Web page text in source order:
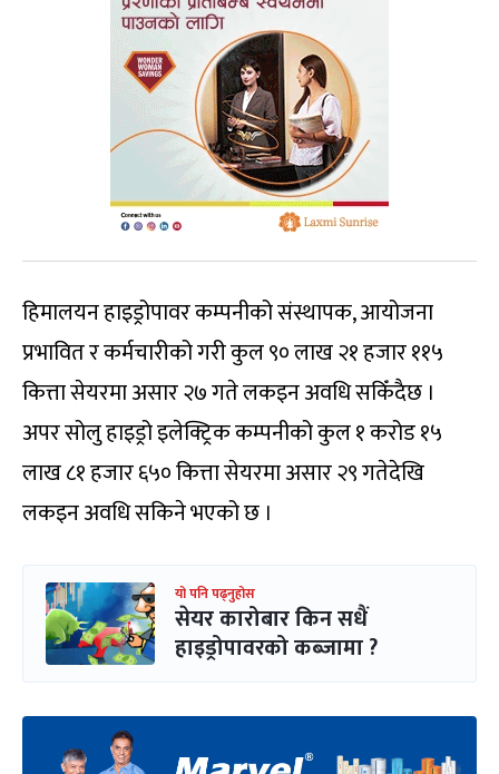
हिमालयन हाइड्रोपावर कम्पनीको संस्थापक, आयोजना
प्रभावित र कर्मचारीको गरी कुल ९० लाख २१ हजार ११५
कित्ता सेयरमा असार २७ गते लकइन अवधि सकिँदैछ ।
अपर सोलु हाइड्रो इलेक्ट्रिक कम्पनीको कुल १ करोड १५
लाख ८१ हजार ६५० कित्ता सेयरमा असार २९ गतेदेखि
लकइन अवधि सकिने भएको छ ।
यो पनि पढ्नुहोस
सेयर कारोबार किन सधैं
हाइड्रोपावरको कब्जामा ?